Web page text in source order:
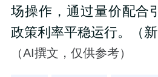
场操作，通过量价配合
政策利率平稳运行。（新
（AI撰文，仅供参考）